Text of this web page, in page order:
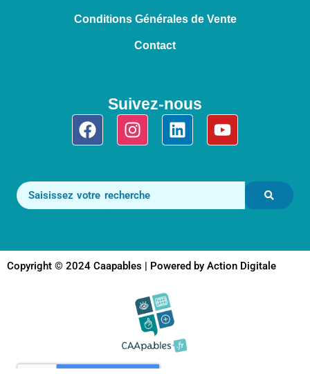
Conditions Générales de Vente
Contact
Suivez-nous
FacebookInstagram
LinkedinYoutube
Copyright © 2024 Caapables | Powered by Action Digitale